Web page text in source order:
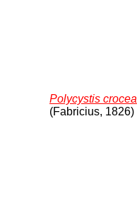
Polycystis crocea
(Fabricius, 1826)